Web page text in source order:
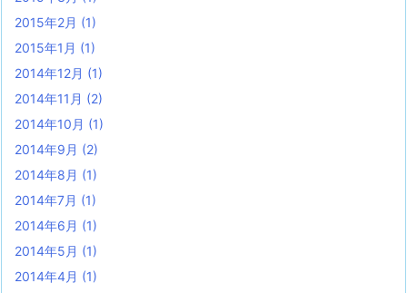
2015年2月 (1)
2015年1月 (1)
2014年12月 (1)
2014年11月 (2)
2014年10月 (1)
2014年9月 (2)
2014年8月 (1)
2014年7月 (1)
2014年6月 (1)
2014年5月 (1)
2014年4月 (1)